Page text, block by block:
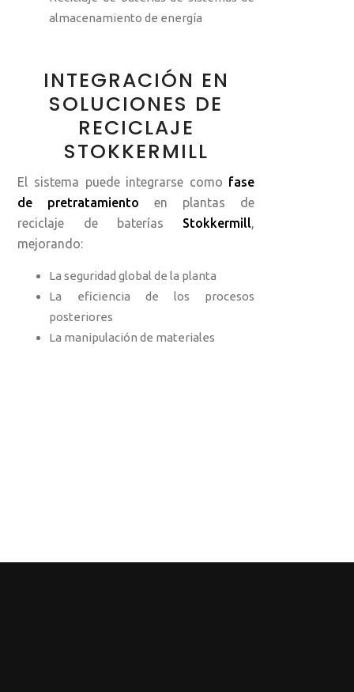
almacenamiento de energía
INTEGRACIÓN EN
SOLUCIONES DE
RECICLAJE
STOKKERMILL
El sistema puede integrarse como fase
de pretratamiento en plantas de
reciclaje de baterías Stokkermill,
mejorando:
La seguridad global de la planta
La eficiencia de los procesos
posteriores
La manipulación de materiales